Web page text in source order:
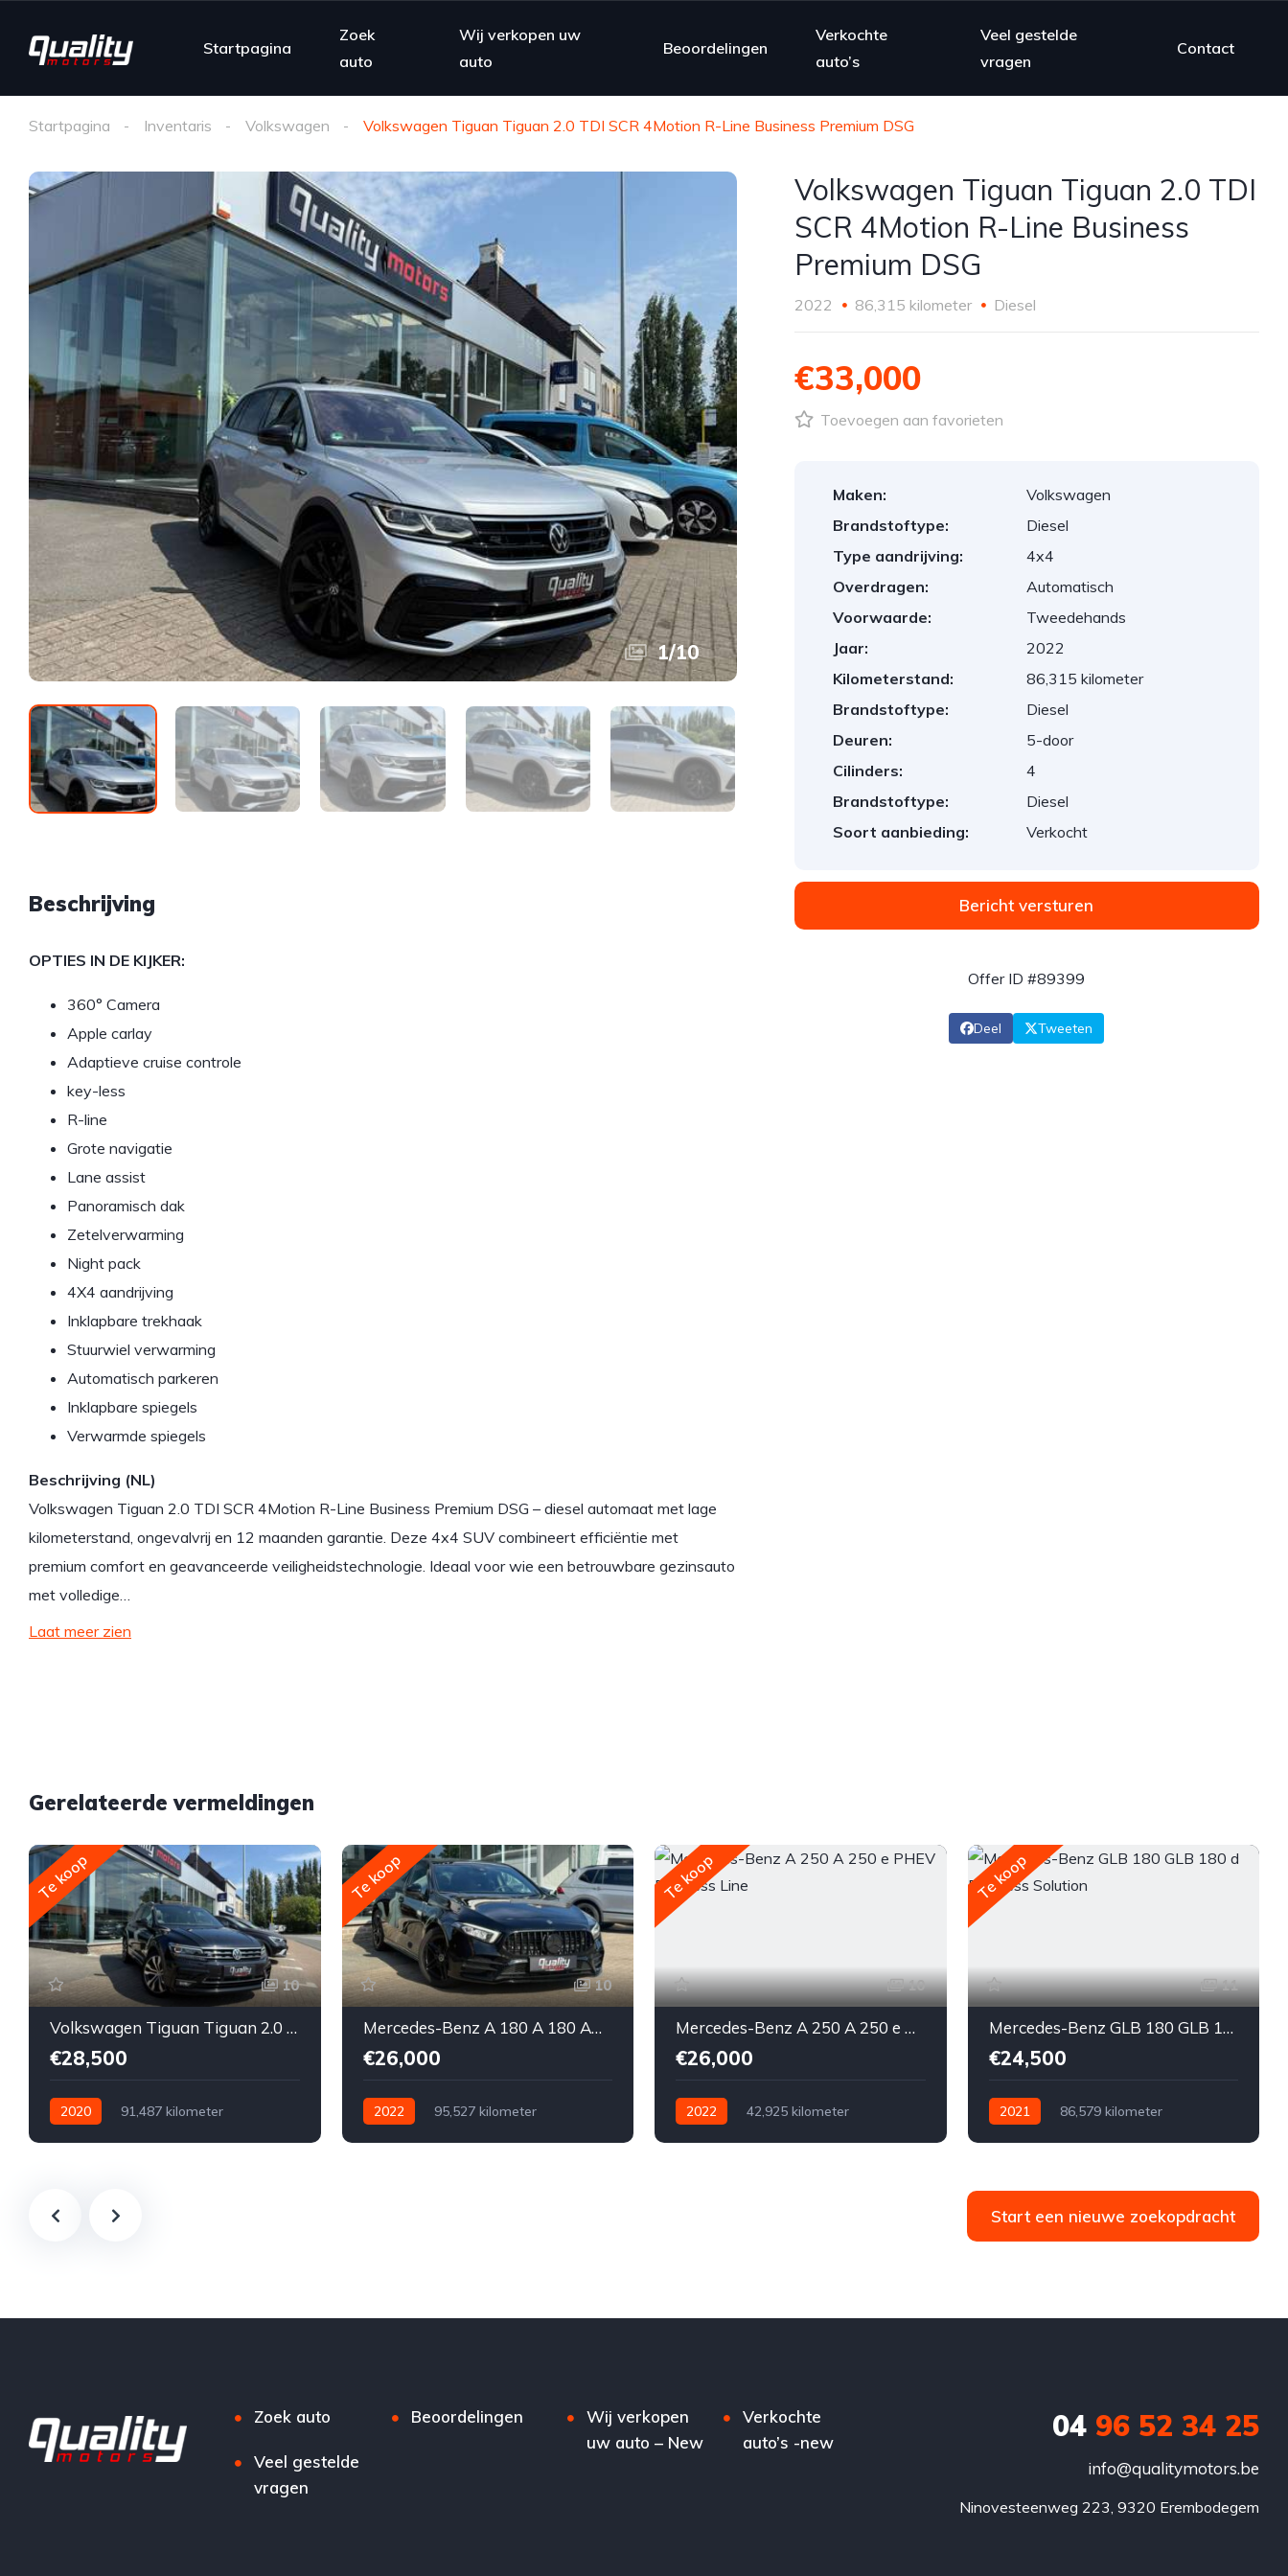
Startpagina
Zoek
auto
Wij verkopen uw
auto
Beoordelingen
Verkochte
auto’s
Veel gestelde
vragen
Contact
Startpagina Inventaris Volkswagen Volkswagen Tiguan Tiguan 2.0 TDI SCR 4Motion R-Line Business Premium DSG
1/10
Beschrijving
OPTIES IN DE KIJKER:
360° Camera
Apple carlay
Adaptieve cruise controle
key-less
R-line
Grote navigatie
Lane assist
Panoramisch dak
Zetelverwarming
Night pack
4X4 aandrijving
Inklapbare trekhaak
Stuurwiel verwarming
Automatisch parkeren
Inklapbare spiegels
Verwarmde spiegels
Beschrijving (NL)
Volkswagen Tiguan 2.0 TDI SCR 4Motion R-Line Business Premium DSG – diesel automaat met lage
kilometerstand, ongevalvrij en 12 maanden garantie. Deze 4x4 SUV combineert efficiëntie met
premium comfort en geavanceerde veiligheidstechnologie. Ideaal voor wie een betrouwbare gezinsauto
met volledige…
Laat meer zien
Volkswagen Tiguan Tiguan 2.0 TDI
SCR 4Motion R-Line Business
Premium DSG
2022 86,315 kilometer Diesel
€33,000
Toevoegen aan favorieten
Maken:
Volkswagen
Brandstoftype:
Diesel
Type aandrijving:
4x4
Overdragen:
Automatisch
Voorwaarde:
Tweedehands
Jaar:
2022
Kilometerstand:
86,315 kilometer
Brandstoftype:
Diesel
Deuren:
5-door
Cilinders:
4
Brandstoftype:
Diesel
Soort aanbieding:
Verkocht
Bericht versturen
Offer ID #89399
Deel Tweeten
Gerelateerde vermeldingen
Te koop
10
Volkswagen Tiguan Tiguan 2.0 TDI // FULL OPTION // R-Line // DSG // PANORAMISCH DAK // KEY-LESS // LEDER // DYNAUDIO // 360° //
€28,500
2020
91,487 kilometer
5-door
Te koop
10
Mercedes-Benz A 180 A 180 AMG Line // BLACK EDITION //
€26,000
2022
95,527 kilometer
Te koop
10
Mercedes-Benz A 250 A 250 e PHEV Business Line
€26,000
2022
42,925 kilometer
Te koop
11
Mercedes-Benz GLB 180 GLB 180 d Business Solution
€24,500
2021
86,579 kilometer
€24,500
Te koop 5-door
Start een nieuwe zoekopdracht
Zoek auto Beoordelingen
Veel gestelde
vragen
Wij verkopen
uw auto – New
Verkochte
auto’s -new
0496 52 34 25
info@qualitymotors.be
Ninovesteenweg 223, 9320 Erembodegem